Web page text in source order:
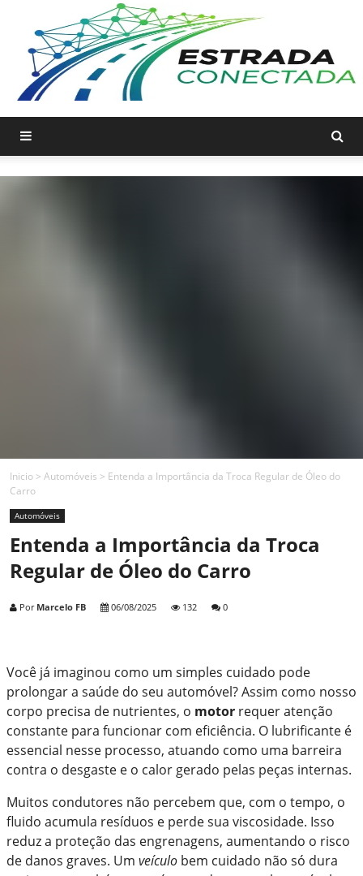
Inicio > Automóveis > Entenda a Importância da Troca Regular de Óleo do
Carro
Automóveis
Entenda a Importância da Troca
Regular de Óleo do Carro
Por Marcelo FB 06/08/2025 132 0
Você já imaginou como um simples cuidado pode
prolongar a saúde do seu automóvel? Assim como nosso
corpo precisa de nutrientes, o motor requer atenção
constante para funcionar com eficiência. O lubrificante é
essencial nesse processo, atuando como uma barreira
contra o desgaste e o calor gerado pelas peças internas.
Muitos condutores não percebem que, com o tempo, o
fluido acumula resíduos e perde sua viscosidade. Isso
reduz a proteção das engrenagens, aumentando o risco
de danos graves. Um veículo bem cuidado não só dura